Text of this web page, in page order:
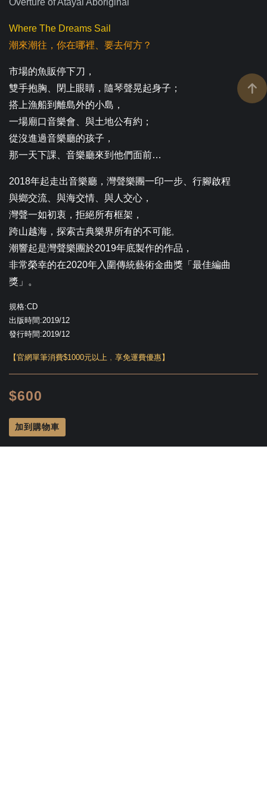
Overture of Atayal Aboriginal
Where The Dreams Sail
潮來潮往，你在哪裡、要去何方？
市場的魚販停下刀，
雙手抱胸、閉上眼睛，隨琴聲晃起身子；
搭上漁船到離島外的小島，
一場廟口音樂會、與土地公有約；
從沒進過音樂廳的孩子，
那一天下課、音樂廳來到他們面前…
2018年起走出音樂廳，灣聲樂團一印一步、行腳啟程
與鄉交流、與海交情、與人交心，
灣聲一如初衷，拒絕所有框架，
跨山越海，探索古典樂界所有的不可能。
潮響起是灣聲樂團於2019年底製作的作品，
非常榮幸的在2020年入圍傳統藝術金曲獎「最佳編曲
獎」。
規格:CD
出版時間:2019/12
發行時間:2019/12
【官網單筆消費$1000元以上﹐享免運費優惠】
$600
加到購物車